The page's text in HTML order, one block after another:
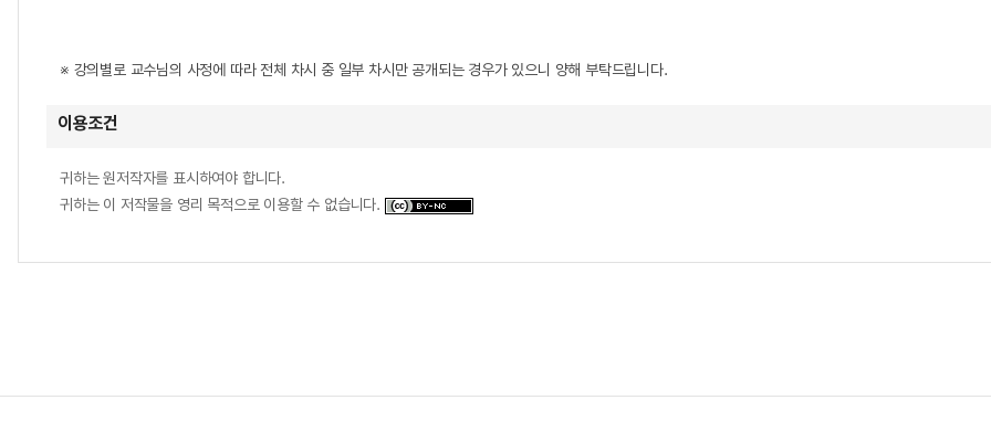
※ 강의별로 교수님의 사정에 따라 전체 차시 중 일부 차시만 공개되는 경우가 있으니 양해 부탁드립니다.
이용조건
귀하는 원저작자를 표시하여야 합니다.
귀하는 이 저작물을 영리 목적으로 이용할 수 없습니다.